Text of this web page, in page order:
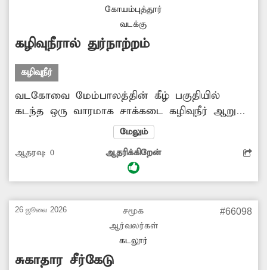
நோய்த்தொற்று பரவும் அபாயம் ஏற்பட்டுள்ளது.
எனவே, பொதுமக்கள் நலன்கருதி தேங்கிக்
கிடக்கும் கழிவுநீர் கால்வாயை உடனடியாக
சுத்தம் செய்ய சம்பந்தப்பட்ட அதிகாரிகள்
நடவடிக்கை எடுக்க வேண்டும்.
கோயம்புத்தூர்
வடக்கு
கழிவுநீரால் துர்நாற்றம்
கழிவுநீர்
வடகோவை மேம்பாலத்தின் கீழ் பகுதியில்
கடந்த ஒரு வாரமாக சாக்கடை கழிவுநீர் ஆறு
போல வழிந்தோடுகிறது. இதனால் அந்த
பகுதியில் கடும் துர்நாற்றம் வீசுகிறது. இதன்
காரணமாக அந்த வழியாக செல்பவர்கள்
மூக்கை பிடித்துக்கொண்டு செல்லும் நிலை
நோய் பரவும் அபாயமும் காணப்படுகிறது.
எனவே அந்த சாக்கடை கழிவுநீர்
வழிந்தோடுவதை தடுக்க அதிகாரிகள் ஆவன
செய்ய வேண்டும்.
மேலும்
ஆதரவு: 0 ஆதரிக்கிறேன்
26 ஜூலை 2026
சமூக
ஆர்வலர்கள்
கடலூர்
#66098
சுகாதார சீர்கேடு